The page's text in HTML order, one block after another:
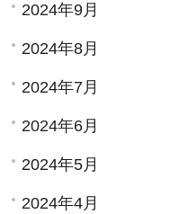
2024年9月
2024年8月
2024年7月
2024年6月
2024年5月
2024年4月